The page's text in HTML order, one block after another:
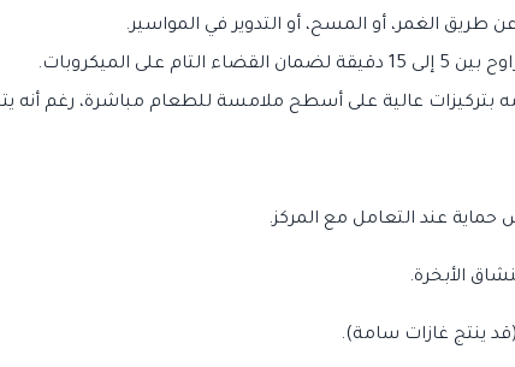
الغمر، أو المسح، أو التدوير في المواسير.
الميكروبات.
عالية على أسطح ملامسة للطعام مباشرة، رغم أنه
حماية عند التعامل مع المركز.
الأبخرة.
(قد ينتج غازات سامة).